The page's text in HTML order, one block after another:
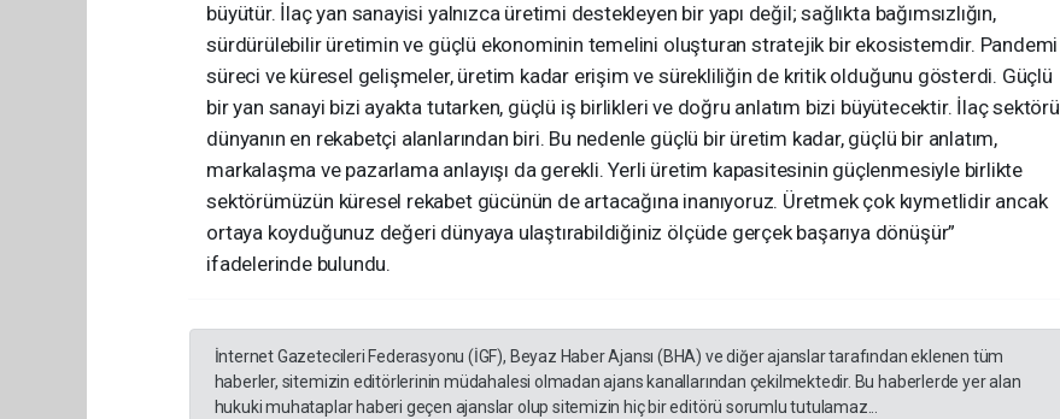
büyütür. İlaç yan sanayisi yalnızca üretimi destekleyen bir yapı değil; sağlıkta bağımsızlığın,
sürdürülebilir üretimin ve güçlü ekonominin temelini oluşturan stratejik bir ekosistemdir. Pandemi
süreci ve küresel gelişmeler, üretim kadar erişim ve sürekliliğin de kritik olduğunu gösterdi. Güçlü
bir yan sanayi bizi ayakta tutarken, güçlü iş birlikleri ve doğru anlatım bizi büyütecektir. İlaç sektörü
dünyanın en rekabetçi alanlarından biri. Bu nedenle güçlü bir üretim kadar, güçlü bir anlatım,
markalaşma ve pazarlama anlayışı da gerekli. Yerli üretim kapasitesinin güçlenmesiyle birlikte
sektörümüzün küresel rekabet gücünün de artacağına inanıyoruz. Üretmek çok kıymetlidir ancak
ortaya koyduğunuz değeri dünyaya ulaştırabildiğiniz ölçüde gerçek başarıya dönüşür”
ifadelerinde bulundu.
İnternet Gazetecileri Federasyonu (İGF), Beyaz Haber Ajansı (BHA) ve diğer ajanslar tarafından eklenen tüm
haberler, sitemizin editörlerinin müdahalesi olmadan ajans kanallarından çekilmektedir. Bu haberlerde yer alan
hukuki muhataplar haberi geçen ajanslar olup sitemizin hiç bir editörü sorumlu tutulamaz...